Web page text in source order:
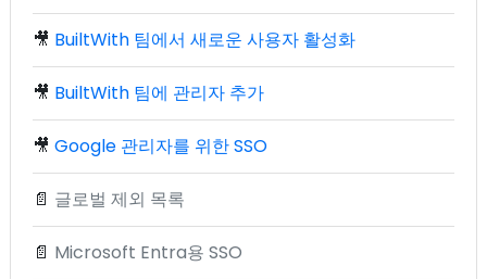
🎥 BuiltWith 팀에서 새로운 사용자 활성화
🎥 BuiltWith 팀에 관리자 추가
🎥 Google 관리자를 위한 SSO
📄 글로벌 제외 목록
📄 Microsoft Entra용 SSO